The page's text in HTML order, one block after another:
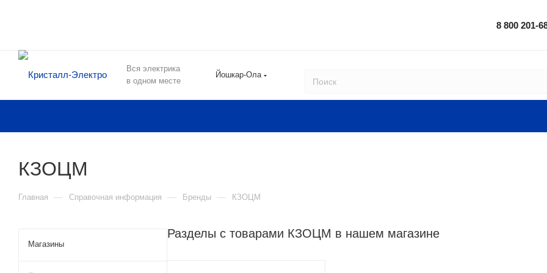
8 800 201-
Вся электрика
в одном месте
Йошкар-Ола
КЗОЦМ
Главная — Справочная информация — Бренды — КЗОЦМ
Разделы с товарами КЗОЦМ в нашем магазине
Магазины